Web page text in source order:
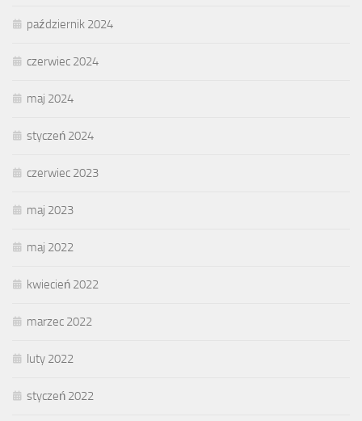
październik 2024
czerwiec 2024
maj 2024
styczeń 2024
czerwiec 2023
maj 2023
maj 2022
kwiecień 2022
marzec 2022
luty 2022
styczeń 2022